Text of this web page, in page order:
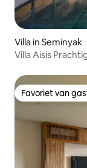
Villa in Seminyak
Villa Aisis
Favoriet van
Favoriet van